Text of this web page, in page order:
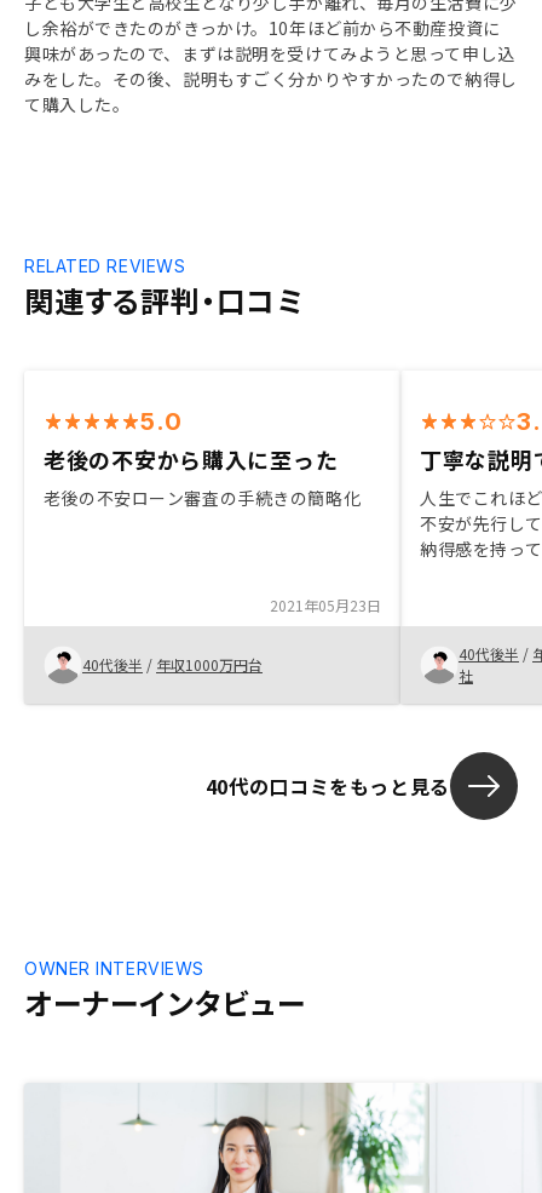
し余裕ができたのがきっかけ。10年ほど前から不動産投資に
興味があったので、まずは説明を受けてみようと思って申し込
みをした。その後、説明もすごく分かりやすかったので納得し
て購入した。
関連する評判・口コミ
RELATED REVIEWS
5.0
老後の不安から購入に至った
老後の不安ローン審査の手続きの簡略化
2021年05月23日
40代後半 / 年収1000万円台
丁寧な説明
人生でこれほ
不安が先行し
納得感を持っ
に解決してく
40代後半 /
社
40代の口コミをもっと見る
オーナーインタビュー
OWNER INTERVIEWS